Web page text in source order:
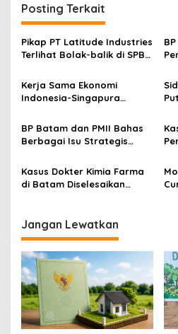
Posting Terkait
Pikap PT Latitude Industries
Terlihat Bolak-balik di SPBU
Aktivitas Pengisian BBM
Jadi Perhatian
Kerja Sama Ekonomi
Indonesia-Singapura
Batam Capai US$ 5,7 Miliar
BP Batam dan PMII Bahas
Berbagai Isu Strategis
Percepatan Pembangunan
Daerah
Kasus Dokter Kimia Farma
di Batam Diselesaikan
Ada Pelanggaran
Administratif
Jangan Lewatkan